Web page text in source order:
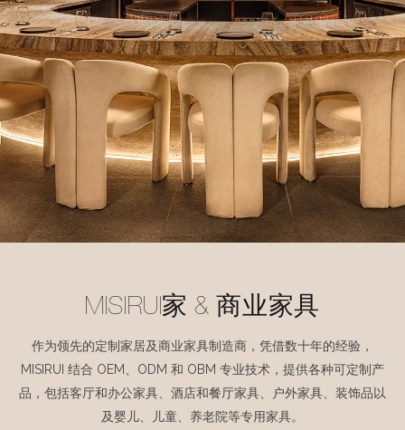
MISIRUI家 & 商业家具
作为领先的定制家居及商业家具制造商，凭借数十年的经验，
MISIRUI 结合 OEM、ODM 和 OBM 专业技术，提供各种可定制产
品，包括客厅和办公家具、酒店和餐厅家具、户外家具、装饰品以
及婴儿、儿童、养老院等专用家具。